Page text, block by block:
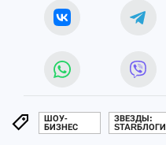
ШОУ-
БИЗНЕС
ЗВЕЗДЫ:
STARБЛОГИ